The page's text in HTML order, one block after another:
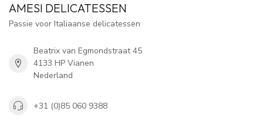
AMESI DELICATESSEN
Passie voor Italiaanse delicatessen
Beatrix van Egmondstraat 45
4133 HP Vianen
Nederland
+31 (0)85 060 9388